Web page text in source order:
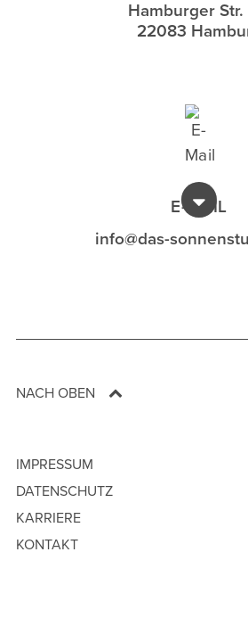
Hamburger Str.
22083
E-MAIL
info@das-
NACH OBEN
IMPRESSUM
DATENSCHUTZ
KARRIERE
KONTAKT